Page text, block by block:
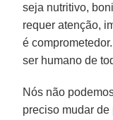
seja nutritivo,
requer atenção,
é
ser humano de
Nós não
preciso mudar